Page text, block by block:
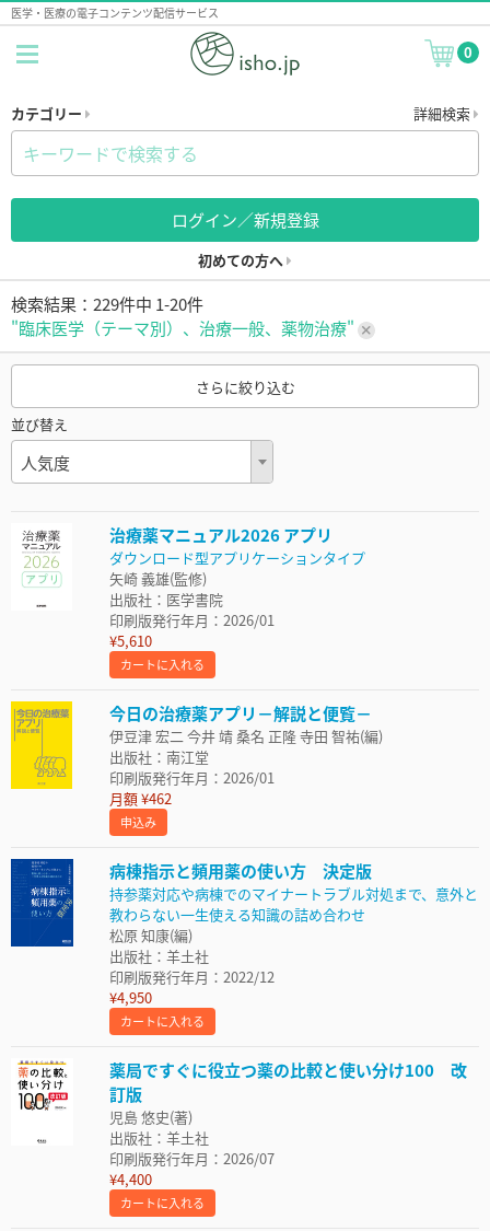
医学・医療の電子コンテンツ配信サービス
0
カテゴリー 詳細検索
ログイン／新規登録
初めての方へ
検索結果：229件中 1-20件
"臨床医学（テーマ別）、治療一般、薬物治療"
さらに絞り込む
並び替え
人気度
治療薬マニュアル2026 アプリ
ダウンロード型アプリケーションタイプ
矢崎 義雄(監修)
出版社：医学書院
印刷版発行年月：2026/01
¥5,610
カートに入れる
今日の治療薬アプリ－解説と便覧－
伊豆津 宏二 今井 靖 桑名 正隆 寺田 智祐(編)
出版社：南江堂
印刷版発行年月：2026/01
月額 ¥462
申込み
病棟指示と頻用薬の使い方 決定版
持参薬対応や病棟でのマイナートラブル対処まで、意外と
教わらない一生使える知識の詰め合わせ
松原 知康(編)
出版社：羊土社
印刷版発行年月：2022/12
¥4,950
カートに入れる
薬局ですぐに役立つ薬の比較と使い分け100 改
訂版
児島 悠史(著)
出版社：羊土社
印刷版発行年月：2026/07
¥4,400
カートに入れる